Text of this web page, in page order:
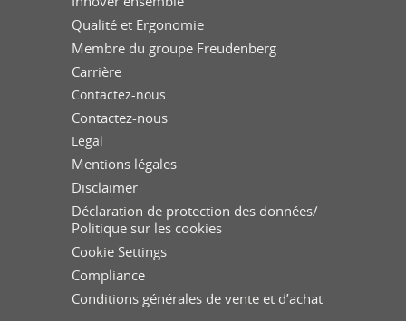
Qualité et Ergonomie
Membre du groupe Freudenberg
Carrière
Contactez-nous
Contactez-nous
Legal
Mentions légales
Disclaimer
Déclaration de protection des données/
Politique sur les cookies
Cookie Settings
Compliance
Conditions générales de vente et d’achat